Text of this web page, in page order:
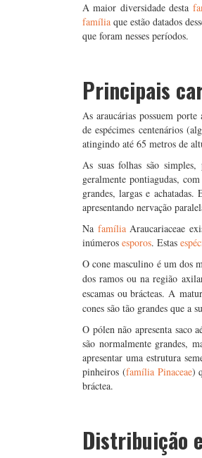
A maior diversidade desta
família que estão datados
que foram nesses períodos.
Principais
As araucárias possuem
de espécimes centenários
atingindo até 65 metros de
As suas folhas são
geralmente pontiagudas,
grandes, largas e achatadas.
apresentando nervação
Na famíliaAraucariaceae
inúmeros esporos. Estas
O cone masculino é um dos
dos ramos ou na região
escamas ou brácteas. A
cones são tão grandes que a
O pólen não apresenta saco
são normalmente grandes,
apresentar uma estrutura
pinheiros (família Pinaceae)
bráctea.
Distribuição